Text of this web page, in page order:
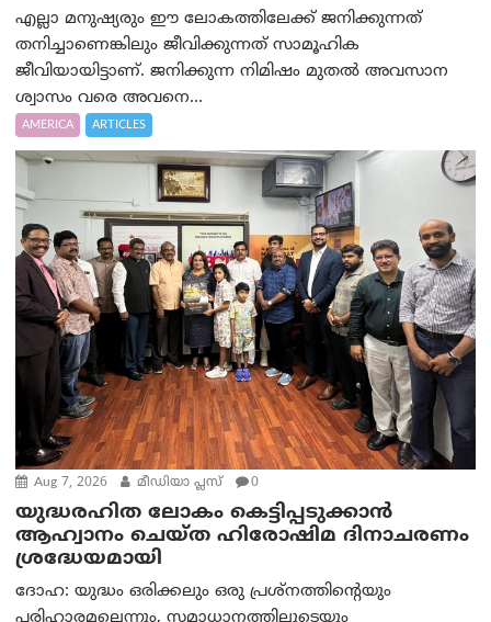
എല്ലാ മനുഷ്യരും ഈ ലോകത്തിലേക്ക് ജനിക്കുന്നത്
തനിച്ചാണെങ്കിലും ജീവിക്കുന്നത് സാമൂഹിക
ജീവിയായിട്ടാണ്. ജനിക്കുന്ന നിമിഷം മുതൽ അവസാന
ശ്വാസം വരെ അവനെ...
AMERICA ARTICLES
Aug 7, 2026 മീഡിയാ പ്ലസ് 0
യുദ്ധരഹിത ലോകം കെട്ടിപ്പടുക്കാന്‍
ആഹ്വാനം ചെയ്ത ഹിരോഷിമ ദിനാചരണം
ശ്രദ്ധേയമായി
ദോഹ: യുദ്ധം ഒരിക്കലും ഒരു പ്രശ്‌നത്തിന്റെയും